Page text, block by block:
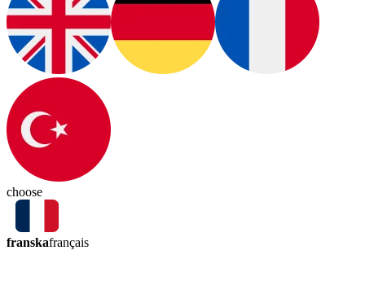
choose
franskafrançais